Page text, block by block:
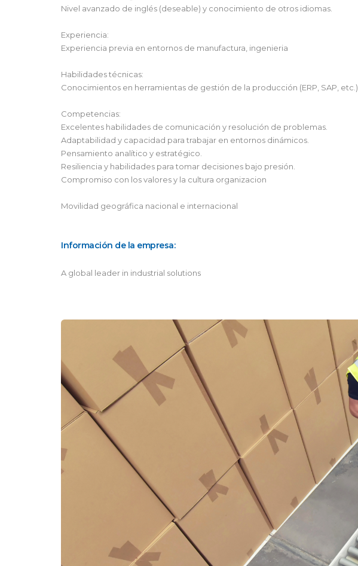
Nivel avanzado de inglés (deseable) y conocimiento de otros idiomas.
Experiencia:
Experiencia previa en entornos de manufactura, ingenieria
Habilidades técnicas:
Conocimientos en herramientas de gestión de la producción (ERP, SAP, etc.).
Competencias:
Excelentes habilidades de comunicación y resolución de problemas.
Adaptabilidad y capacidad para trabajar en entornos dinámicos.
Pensamiento analítico y estratégico.
Resiliencia y habilidades para tomar decisiones bajo presión.
Compromiso con los valores y la cultura organizacion
Movilidad geográfica nacional e internacional
Información de la empresa:
A global leader in industrial solutions